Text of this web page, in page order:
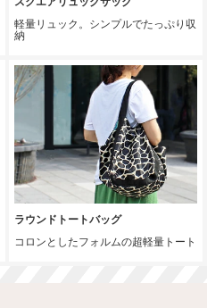
軽量リュック。シンプルでたっぷり収
納
ラウンドトートバッグ
コロンとしたフォルムの超軽量トート